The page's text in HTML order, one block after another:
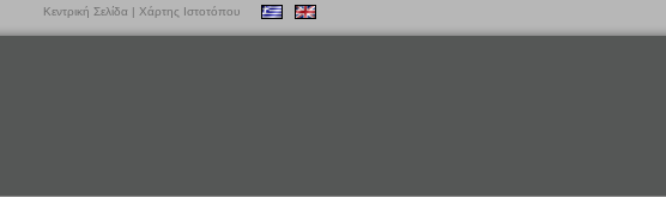
Κεντρική Σελίδα | Χάρτης Ιστοτόπου